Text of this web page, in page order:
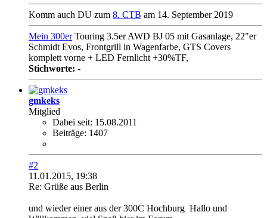
Komm auch DU zum 8. CTB am 14. September 2019
Mein 300erTouring 3.5er AWD BJ 05 mit Gasanlage, 22"er
Schmidt Evos, Frontgrill in Wagenfarbe, GTS Covers
komplett vorne + LED Fernlicht +30%TF,
Stichworte: -
gmkeks
Mitglied
Dabei seit: 15.08.2011
Beiträge: 1407
#2
11.01.2015, 19:38
Re: Grüße aus Berlin
und wieder einer aus der 300C Hochburg Hallo und